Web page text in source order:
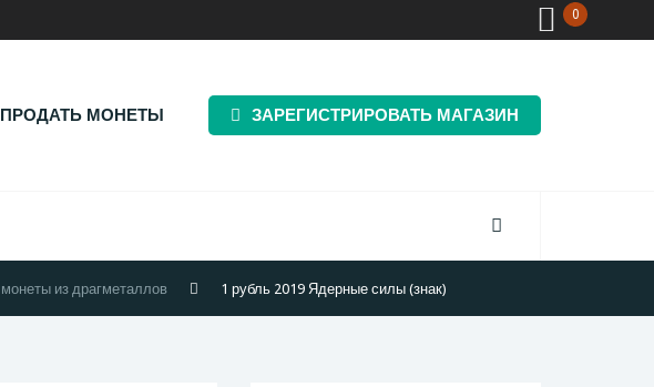
ПРОДАТЬ МОНЕТЫ ЗАРЕГИСТРИРОВАТЬ МАГАЗИН
монеты из драгметаллов 1 рубль 2019 Ядерные силы (знак)
0